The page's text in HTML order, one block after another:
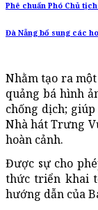
Phê chuẩn Phó Chủ
Đà Nẵng bổ sung các
Nhằm tạo ra
quảng bá hình
chống dịch;
Nhà hát Trưng
hoàn cảnh.
Được sự cho
thức triển khai
hướng dẫn của